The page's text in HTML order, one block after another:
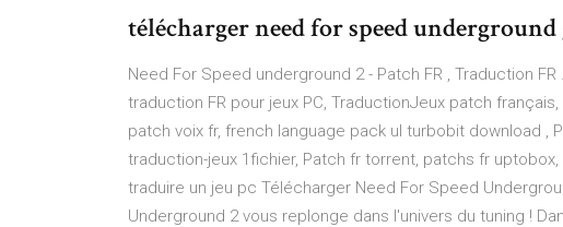
télécharger need for speed
Need For Speed underground 2 - Patch FR , Traduction
traduction FR pour jeux PC, TraductionJeux patch
patch voix fr, french language pack ul turbobit download ,
traduction-jeux 1fichier, Patch fr torrent, patchs fr
traduire un jeu pc Télécharger Need For Speed
Underground 2 vous replonge dans l'univers du tuning !